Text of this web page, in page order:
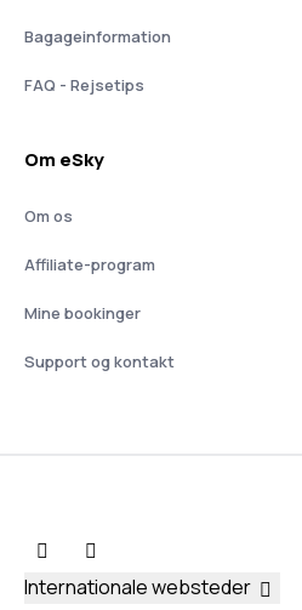
Bagageinformation
FAQ - Rejsetips
Om eSky
Om os
Affiliate-program
Mine bookinger
Support og kontakt
Internationale websteder